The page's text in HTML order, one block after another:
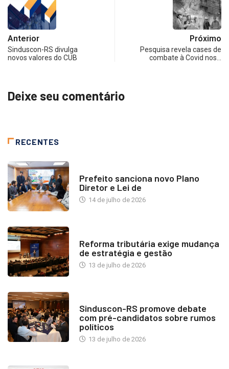
Anterior
Sinduscon-RS divulga
novos valores do CUB
Próximo
Pesquisa revela cases de
combate à Covid nos…
Deixe seu comentário
RECENTES
Prefeito sanciona novo Plano
Diretor e Lei de
14 de julho de 2026
Reforma tributária exige mudança
de estratégia e gestão
13 de julho de 2026
Sinduscon-RS promove debate
com pré-candidatos sobre rumos
políticos
13 de julho de 2026